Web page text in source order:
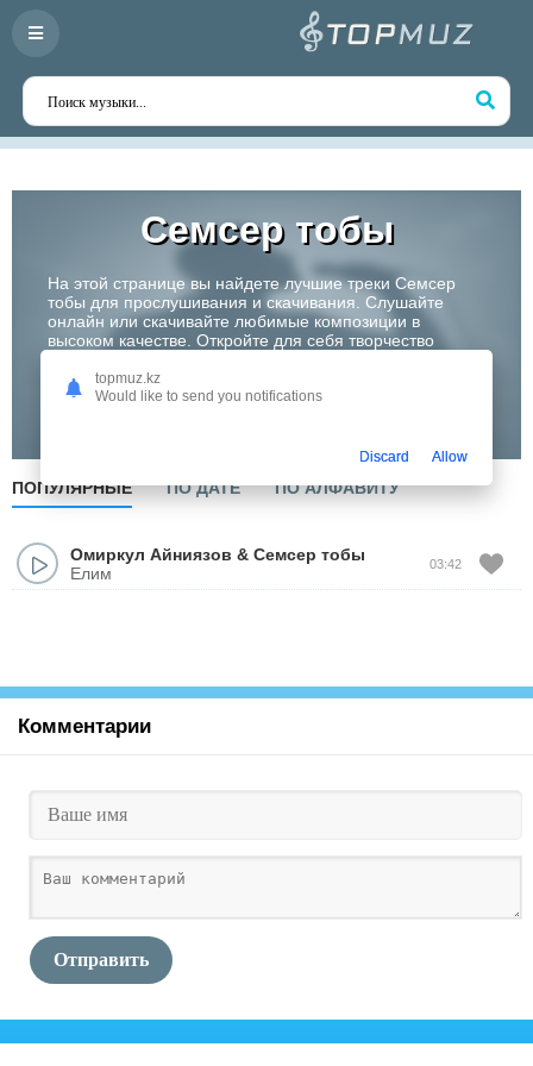
Семсер тобы
На этой странице вы найдете лучшие треки Семсер
тобы для прослушивания и скачивания. Слушайте
онлайн или скачивайте любимые композиции в
высоком качестве. Откройте для себя творчество
Слушать
ПОПУЛЯРНЫЕ ПО ДАТЕ ПО АЛФАВИТУ
Омиркул Айниязов & Семсер тобы
Елим
03:42
Комментарии
Отправить
topmuz.kz
Would like to send you notifications
Discard Allow